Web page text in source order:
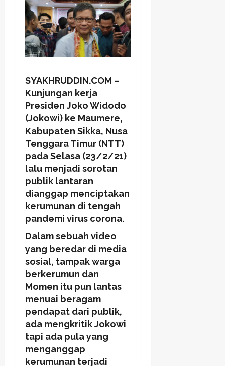
SYAKHRUDDIN.COM –
Kunjungan kerja
Presiden Joko Widodo
(Jokowi) ke Maumere,
Kabupaten Sikka, Nusa
Tenggara Timur (NTT)
pada Selasa (23/2/21)
lalu menjadi sorotan
publik lantaran
dianggap menciptakan
kerumunan di tengah
pandemi virus corona.
Dalam sebuah video
yang beredar di media
sosial, tampak warga
berkerumun dan
Momen itu pun lantas
menuai beragam
pendapat dari publik,
ada mengkritik Jokowi
tapi ada pula yang
menganggap
kerumunan terjadi